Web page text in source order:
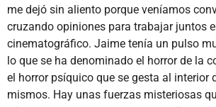
me dejó sin aliento porque veníamos
cruzando opiniones para trabajar juntos
cinematográfico. Jaime tenía un pulso
lo que se ha denominado el horror de la
el horror psíquico que se gesta al interior
mismos. Hay unas fuerzas misteriosas